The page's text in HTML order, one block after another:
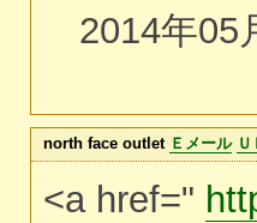
2014年05
north face outlet Ｅメール
<a href="